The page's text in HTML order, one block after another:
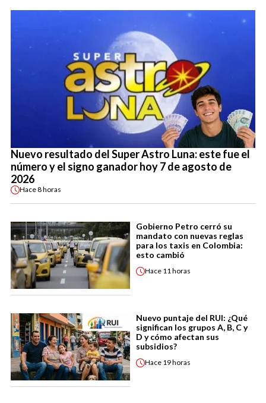
Nuevo resultado del Super Astro Luna: este fue el
número y el signo ganador hoy 7 de agosto de
2026
Hace8 horas
Gobierno Petro cerró su
mandato con nuevas reglas
para los taxis en Colombia:
esto cambió
Hace 11 horas
Nuevo puntaje del RUI: ¿Qué
significan los grupos A, B, C y
D y cómo afectan sus
subsidios?
Hace 19 horas